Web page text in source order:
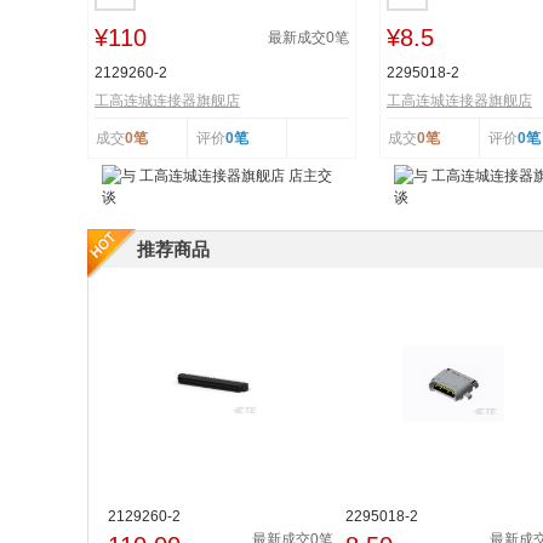
¥110 最新成交0笔
2129260-2
工高连城连接器旗舰店
成交0笔 评价0笔
¥8.5
2295018-2
工高连城连接器旗舰店
成交0笔 评价0笔
推荐商品
2129260-2
最新成交0笔
2295018-2
最新成